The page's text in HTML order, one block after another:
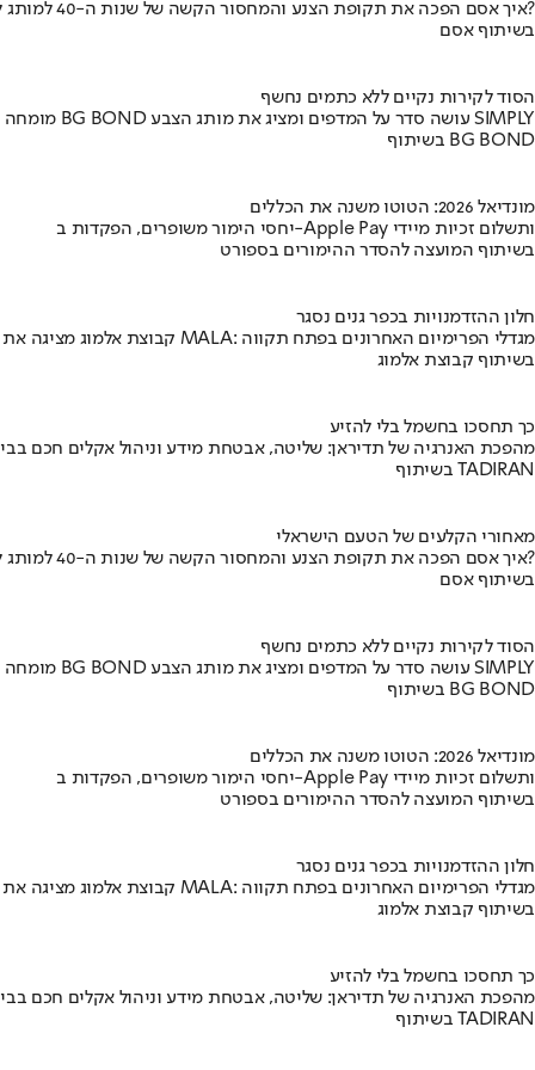
איך אסם הפכה את תקופת הצנע והמחסור הקשה של שנות ה-40 למותג לאומי?
בשיתוף אסם
הסוד לקירות נקיים ללא כתמים נחשף
מומחה BG BOND עושה סדר על המדפים ומציג את מותג הצבע SIMPLY
בשיתוף BG BOND
מונדיאל 2026: הטוטו משנה את הכללים
יחסי הימור משופרים, הפקדות ב-Apple Pay ותשלום זכיות מיידי
בשיתוף המועצה להסדר ההימורים בספורט
חלון ההזדמנויות בכפר גנים נסגר
קבוצת אלמוג מציגה את פרויקט MALA: מגדלי הפרימיום האחרונים בפתח תקווה
בשיתוף קבוצת אלמוג
כך תחסכו בחשמל בלי להזיע
מהפכת האנרגיה של תדיראן: שליטה, אבטחת מידע וניהול אקלים חכם
בשיתוף TADIRAN
מאחורי הקלעים של הטעם הישראלי
איך אסם הפכה את תקופת הצנע והמחסור הקשה של שנות ה-40 למותג לאומי?
בשיתוף אסם
הסוד לקירות נקיים ללא כתמים נחשף
מומחה BG BOND עושה סדר על המדפים ומציג את מותג הצבע SIMPLY
בשיתוף BG BOND
מונדיאל 2026: הטוטו משנה את הכללים
יחסי הימור משופרים, הפקדות ב-Apple Pay ותשלום זכיות מיידי
בשיתוף המועצה להסדר ההימורים בספורט
חלון ההזדמנויות בכפר גנים נסגר
קבוצת אלמוג מציגה את פרויקט MALA: מגדלי הפרימיום האחרונים בפתח תקווה
בשיתוף קבוצת אלמוג
כך תחסכו בחשמל בלי להזיע
מהפכת האנרגיה של תדיראן: שליטה, אבטחת מידע וניהול אקלים חכם
בשיתוף TADIRAN